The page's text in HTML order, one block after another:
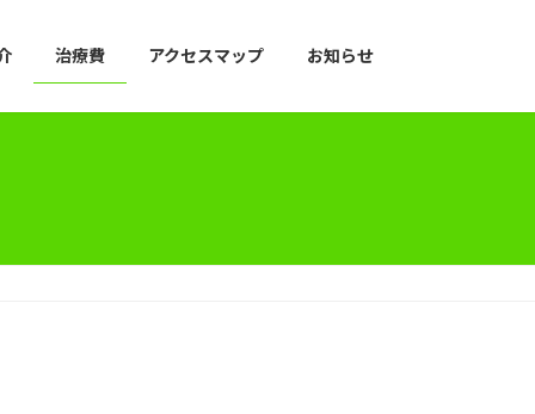
治療費 アクセスマップ お知らせ